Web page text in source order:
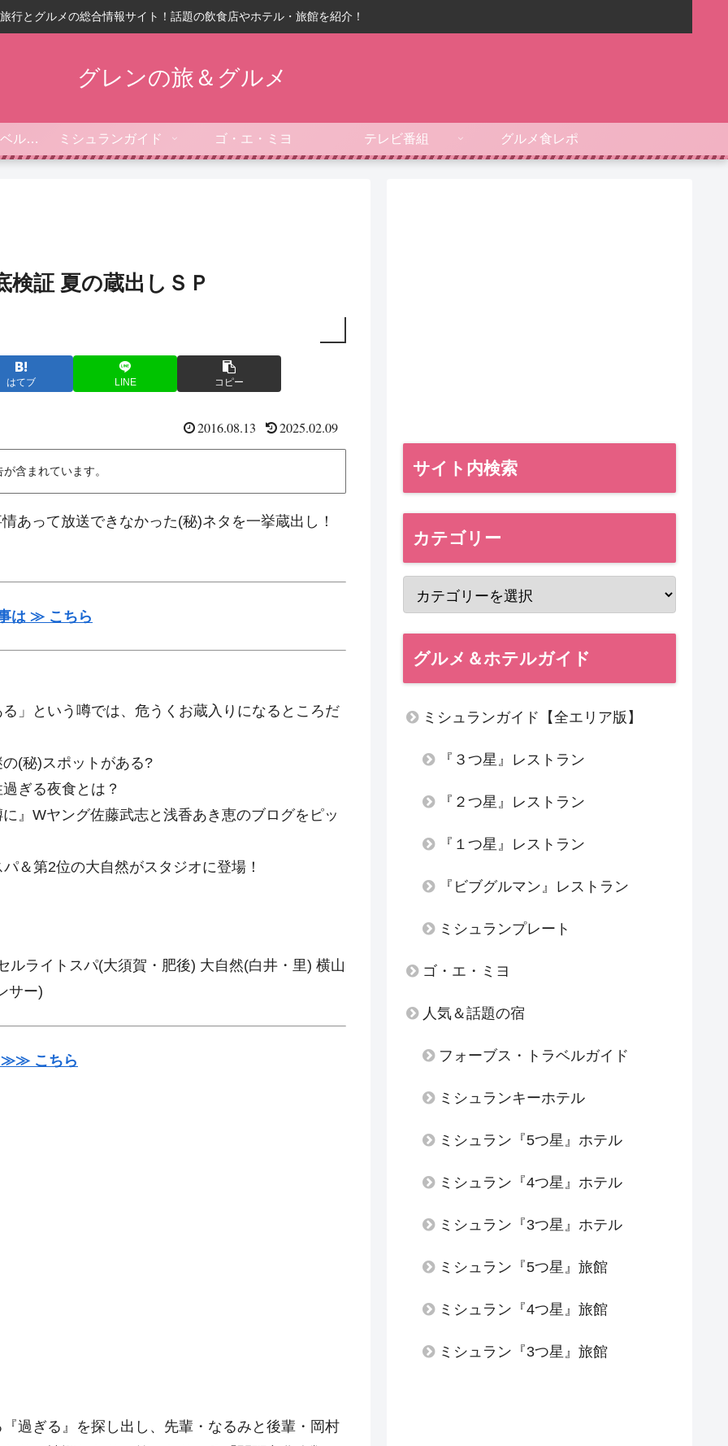
旅行とグルメの総合情報サイト！話題の飲食店やホテル・旅館を紹介！
グレンの旅＆グルメ
フォーブス・トラベルガイド ミシュランガイド ゴ・エ・ミヨ テレビ番組 グルメ食レポ
検証 夏の蔵出しＳＰ
はてブ LINE コピー
2016.08.13 2025.02.09
含まれています。
あって放送できなかった(秘)ネタを一挙蔵出し！
は ≫ こちら
」という噂では、危うくお蔵入りになるところだ
(秘)スポットがある?
ぎる夜食とは？
』Wヤング佐藤武志と浅香あき恵のブログをピッ
＆第2位の大自然がスタジオに登場！
ライトスパ(大須賀・肥後) 大自然(白井・里) 横山
サー)
≫≫ こちら
過ぎる』を探し出し、先輩・なるみと後輩・岡村
サイト内検索
カテゴリー
グルメ＆ホテルガイド
ミシュランガイド【全エリア版】
『３つ星』レストラン
『２つ星』レストラン
『１つ星』レストラン
『ビブグルマン』レストラン
ミシュランプレート
ゴ・エ・ミヨ
人気＆話題の宿
フォーブス・トラベルガイド
ミシュランキーホテル
ミシュラン『5つ星』ホテル
ミシュラン『4つ星』ホテル
ミシュラン『3つ星』ホテル
ミシュラン『5つ星』旅館
ミシュラン『4つ星』旅館
ミシュラン『3つ星』旅館